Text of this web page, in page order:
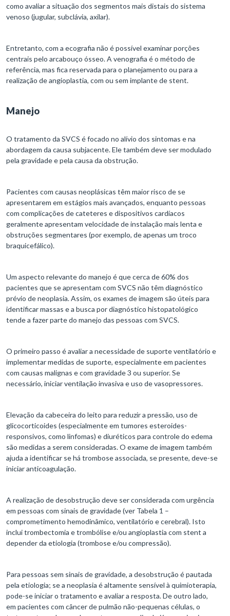
como avaliar a situação dos segmentos mais distais do sistema
venoso (jugular, subclávia, axilar).
Entretanto, com a ecografia não é possível examinar porções
centrais pelo arcabouço ósseo. A venografia é o método de
referência, mas fica reservada para o planejamento ou para a
realização de angioplastia, com ou sem implante de stent.
Manejo
O tratamento da SVCS é focado no alívio dos sintomas e na
abordagem da causa subjacente. Ele também deve ser modulado
pela gravidade e pela causa da obstrução.
Pacientes com causas neoplásicas têm maior risco de se
apresentarem em estágios mais avançados, enquanto pessoas
com complicações de cateteres e dispositivos cardíacos
geralmente apresentam velocidade de instalação mais lenta e
obstruções segmentares (por exemplo, de apenas um troco
braquicefálico).
Um aspecto relevante do manejo é que cerca de 60% dos
pacientes que se apresentam com SVCS não têm diagnóstico
prévio de neoplasia. Assim, os exames de imagem são úteis para
identificar massas e a busca por diagnóstico histopatológico
tende a fazer parte do manejo das pessoas com SVCS.
O primeiro passo é avaliar a necessidade de suporte ventilatório e
implementar medidas de suporte, especialmente em pacientes
com causas malignas e com gravidade 3 ou superior. Se
necessário, iniciar ventilação invasiva e uso de vasopressores.
Elevação da cabeceira do leito para reduzir a pressão, uso de
glicocorticoides (especialmente em tumores esteroides-
responsivos, como linfomas) e diuréticos para controle do edema
são medidas a serem consideradas. O exame de imagem também
ajuda a identificar se há trombose associada, se presente, deve-se
iniciar anticoagulação.
A realização de desobstrução deve ser considerada com urgência
em pessoas com sinais de gravidade (ver Tabela 1 –
comprometimento hemodinâmico, ventilatório e cerebral). Isto
inclui trombectomia e trombólise e/ou angioplastia com stent a
depender da etiologia (trombose e/ou compressão).
Para pessoas sem sinais de gravidade, a desobstrução é pautada
pela etiologia; se a neoplasia é altamente sensível à quimioterapia,
pode-se iniciar o tratamento e avaliar a resposta. De outro lado,
em pacientes com câncer de pulmão não-pequenas células, o